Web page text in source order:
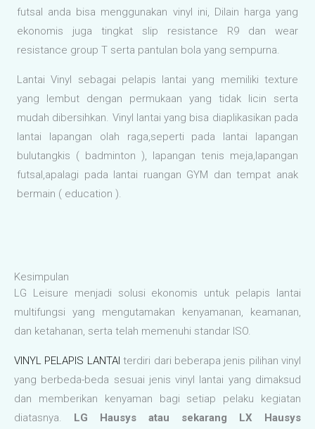
futsal anda bisa menggunakan vinyl ini, Dilain harga yang
ekonomis juga tingkat slip resistance R9 dan wear
resistance group T serta pantulan bola yang sempurna.
Lantai Vinyl sebagai pelapis lantai yang memiliki texture
yang lembut dengan permukaan yang tidak licin serta
mudah dibersihkan. Vinyl lantai yang bisa diaplikasikan pada
lantai lapangan olah raga,seperti pada lantai lapangan
bulutangkis ( badminton ), lapangan tenis meja,lapangan
futsal,apalagi pada lantai ruangan GYM dan tempat anak
bermain ( education ).
Kesimpulan
LG Leisure menjadi solusi ekonomis untuk pelapis lantai
multifungsi yang mengutamakan kenyamanan, keamanan,
dan ketahanan, serta telah memenuhi standar ISO.
VINYL PELAPIS LANTAI terdiri dari beberapa jenis pilihan vinyl
yang berbeda-beda sesuai jenis vinyl lantai yang dimaksud
dan memberikan kenyaman bagi setiap pelaku kegiatan
diatasnya. LG Hausys atau sekarang LX Hausys